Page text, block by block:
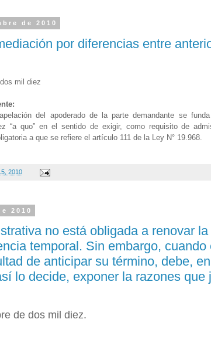
de 2010
por diferencias entre
mil diez
del apoderado de la parte demandante se
“a quo” en el sentido de exigir, como requisito de
a que se refiere el artículo 111 de la Ley N° 19.968.
2010
2010
no está obligada a renovar
temporal. Sin embargo, cuando
de anticipar su término, debe,
lo decide, exponer la razones que
de dos mil diez.